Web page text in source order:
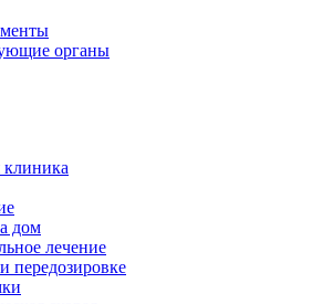
органы
клиника
дом
лечение
передозировке